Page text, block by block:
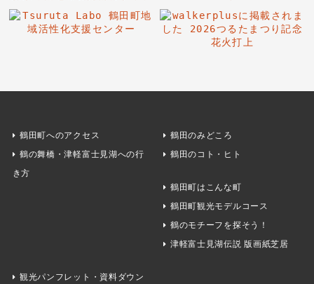
鶴田町へのアクセス
鶴の舞橋・津軽富士見湖への行
き方
鶴田のみどころ
鶴田のコト・ヒト
鶴田町はこんな町
鶴田町観光モデルコース
鶴のモチーフを探そう！
津軽富士見湖伝説 版画紙芝居
観光パンフレット・資料ダウン